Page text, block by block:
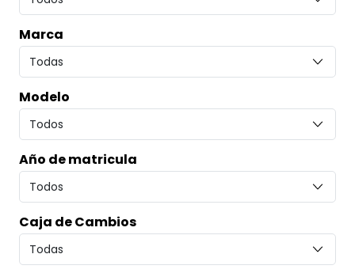
Marca
Modelo
Año de matricula
Caja de Cambios